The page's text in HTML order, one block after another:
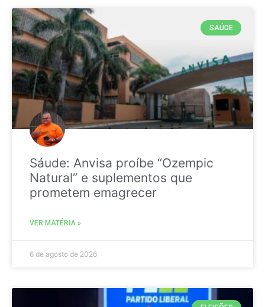
SAÚDE
Sáude: Anvisa proíbe “Ozempic
Natural” e suplementos que
prometem emagrecer
VER MATÉRIA »
6 de agosto de 2026